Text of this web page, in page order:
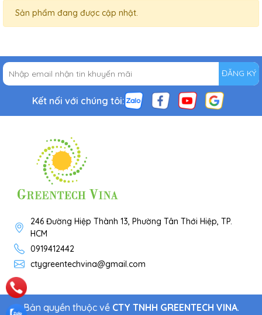
Sản phẩm đang được cập nhật.
ĐĂNG KÝ
Kết nối với chúng tôi:
246 Đường Hiệp Thành 13, Phường Tân Thới Hiệp, TP.
HCM
0919412442
ctygreentechvina@gmail.com
Bản quyền thuộc về CTY TNHH GREENTECH VINA.